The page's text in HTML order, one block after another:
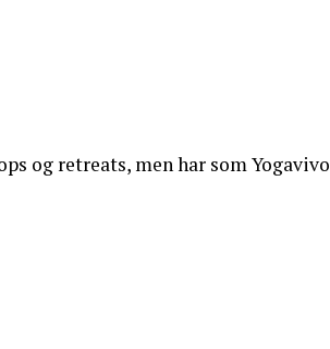
og retreats, men har som Yogavivo